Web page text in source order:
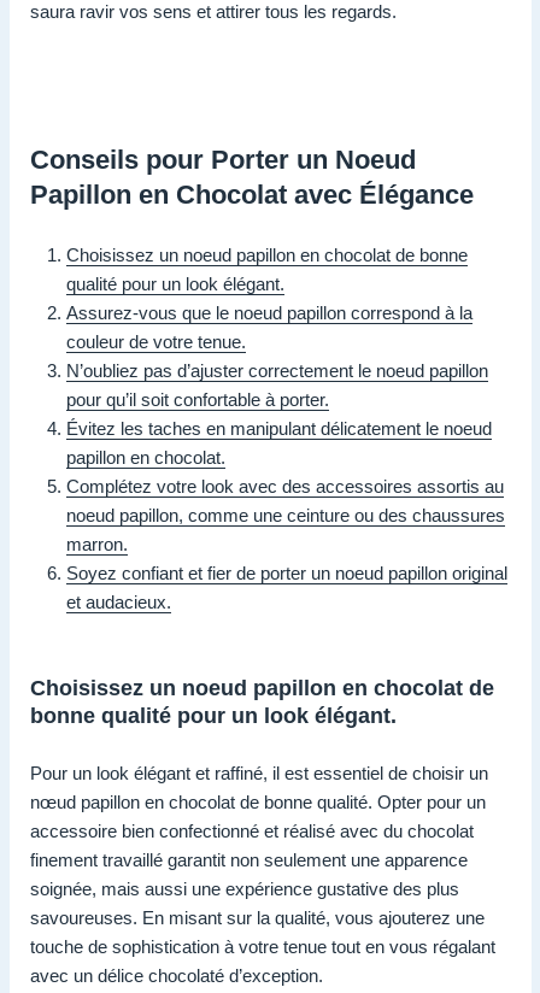
saura ravir vos sens et attirer tous les regards.
Conseils pour Porter un Noeud
Papillon en Chocolat avec Élégance
Choisissez un noeud papillon en chocolat de bonne
qualité pour un look élégant.
Assurez-vous que le noeud papillon correspond à la
couleur de votre tenue.
N’oubliez pas d’ajuster correctement le noeud papillon
pour qu’il soit confortable à porter.
Évitez les taches en manipulant délicatement le noeud
papillon en chocolat.
Complétez votre look avec des accessoires assortis au
noeud papillon, comme une ceinture ou des chaussures
marron.
Soyez confiant et fier de porter un noeud papillon original
et audacieux.
Choisissez un noeud papillon en chocolat de
bonne qualité pour un look élégant.
Pour un look élégant et raffiné, il est essentiel de choisir un
nœud papillon en chocolat de bonne qualité. Opter pour un
accessoire bien confectionné et réalisé avec du chocolat
finement travaillé garantit non seulement une apparence
soignée, mais aussi une expérience gustative des plus
savoureuses. En misant sur la qualité, vous ajouterez une
touche de sophistication à votre tenue tout en vous régalant
avec un délice chocolaté d’exception.